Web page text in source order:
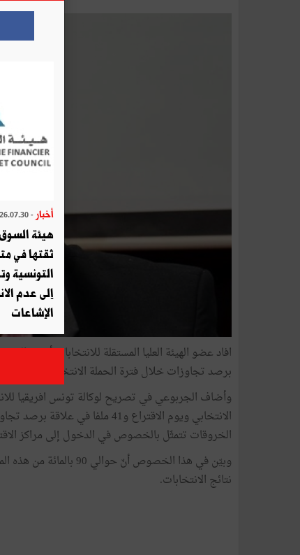
برصد تجاوزات خلال فترة الحملة الانتخابية ويوم
الانتخابي ويوم الاقتراع و41
الخروقات تتمثّل بالخصوص في الدخول إلى مراكز
وبيّن في هذا الخصوص أنّ
نتائج الانتخابات.
أخبار - 2026.07.30
هيئة
ثقتها في
التونسية
إلى عدم
الإشاعات